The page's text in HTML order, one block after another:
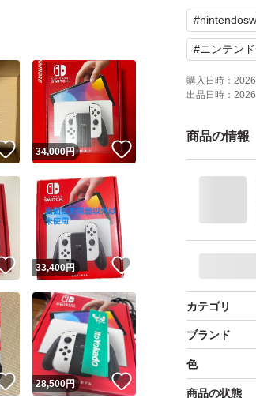
不具合は
な擦過程
中古品が気
よろしく
#
#ニンテン
購入日時：
出品日時：
商品の情報
カテゴリ
ブランド
色
商品の状態
いいね！
34,000円
いいね！
33,400円
いいね！
28,500円